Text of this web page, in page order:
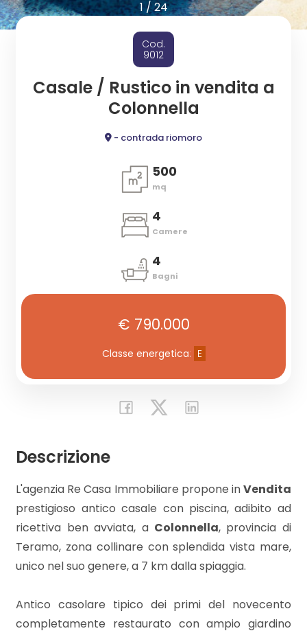
1 /24
Cod.
9012
Casale / Rustico in vendita a
Colonnella
- contrada riomoro
500
mq
4
Camere
4
Bagni
€ 790.000
Classe energetica: E
Descrizione
L'agenzia Re Casa Immobiliare propone inVendita
prestigioso antico casale con piscina, adibito ad
ricettiva ben avviata, a Colonnella, provincia di
Teramo, zona collinare con splendida vista mare,
unico nel suo genere, a 7 km dalla spiaggia.
Antico casolare tipico dei primi del novecento
completamente restaurato con ampio giardino
ESTIVI
NEWS
Comune
Industriali
Totale
mq